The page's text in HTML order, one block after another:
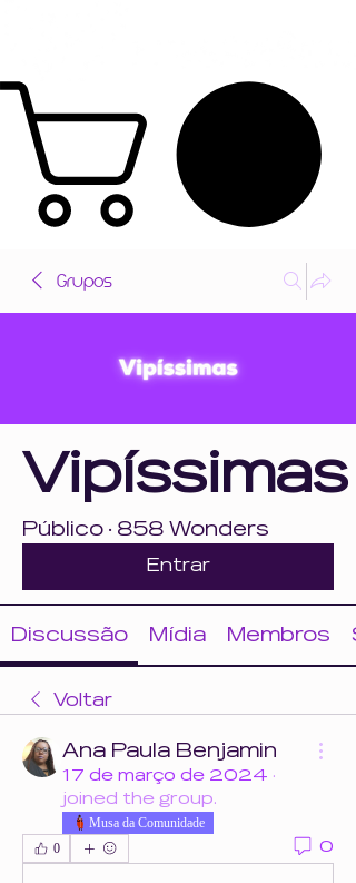
Grupos
Vipíssimas
Público · 858 Wonders
Entrar
Discussão Mídia Membros
Voltar
Ana Paula Benjamin
17 de março de 2024 ·
joined the group.
Musa da Comunidade
0
0